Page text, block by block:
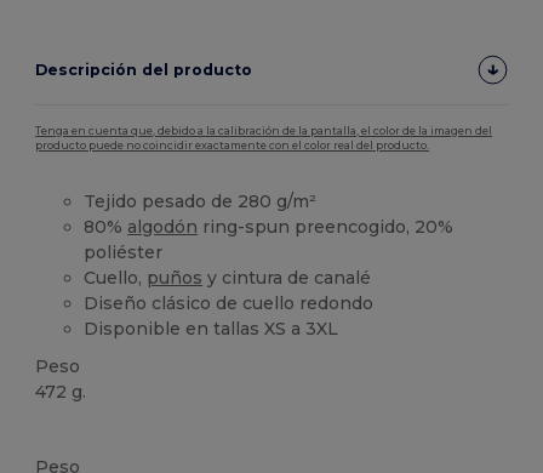
Descripción del producto
Tenga en cuenta que, debido a la calibración de la pantalla, el color de la imagen del
producto puede no coincidir exactamente con el color real del producto.
Tejido pesado de 280 g/m²
80% algodón ring-spun preencogido, 20%
poliéster
Cuello, puños y cintura de canalé
Diseño clásico de cuello redondo
Disponible en tallas XS a 3XL
Peso
472 g.
Peso